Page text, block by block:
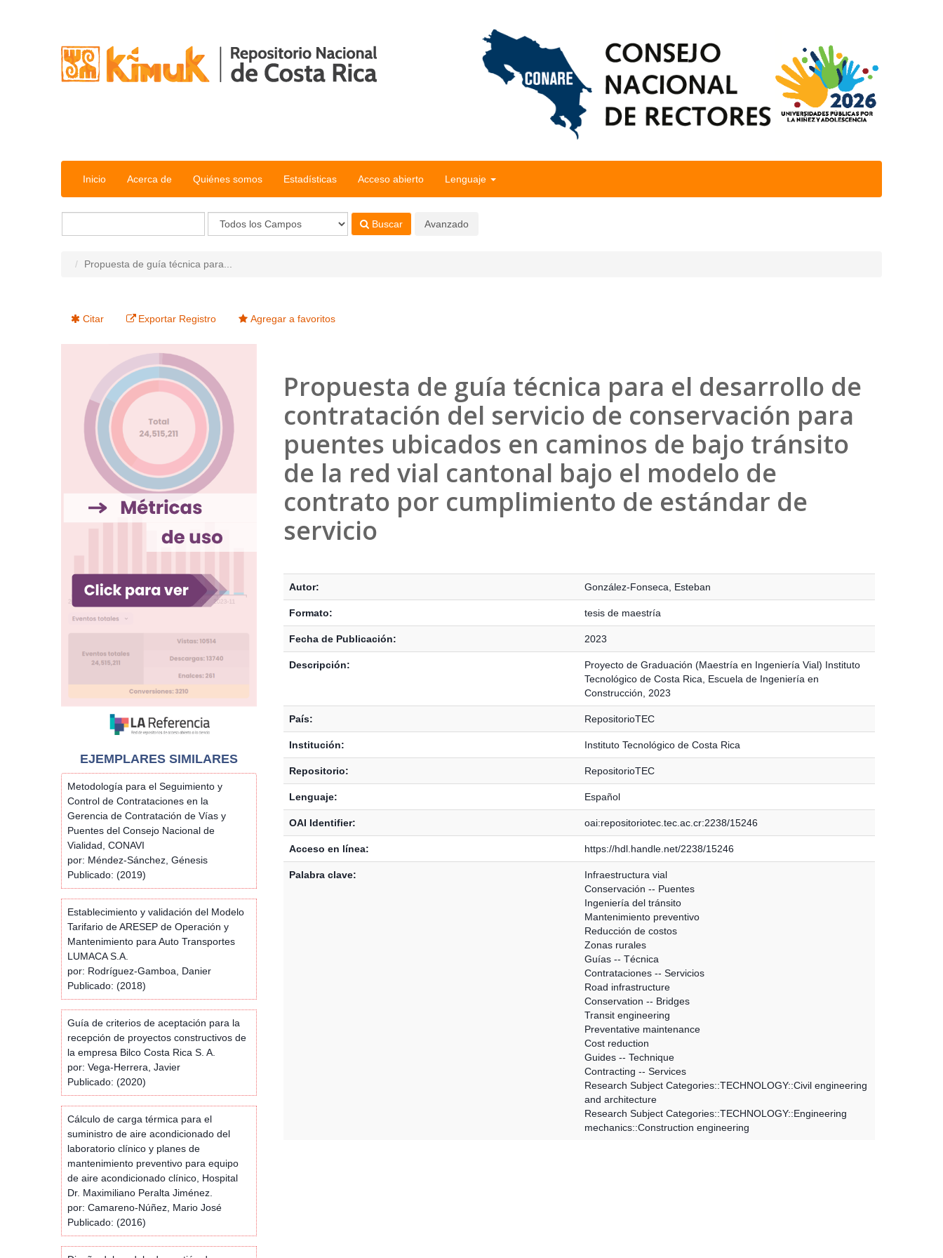
Inicio Acerca de Quiénes somos Estadísticas Acceso abierto Lenguaje
Buscar Avanzado
Propuesta de guía técnica para...
Citar Exportar Registro Agregar a favoritos
Propuesta de guía técnica para el desarrollo de
contratación del servicio de conservación para
puentes ubicados en caminos de bajo tránsito
de la red vial cantonal bajo el modelo de
contrato por cumplimiento de estándar de
servicio
Autor: González-Fonseca, Esteban
Formato: tesis de maestría
Fecha de Publicación: 2023
Descripción:
Proyecto de Graduación (Maestría en Ingeniería Vial) Instituto
Tecnológico de Costa Rica, Escuela de Ingeniería en
Construcción, 2023
País: RepositorioTEC
Institución: Instituto Tecnológico de Costa Rica
Repositorio: RepositorioTEC
Lenguaje: Español
OAI Identifier: oai:repositoriotec.tec.ac.cr:2238/15246
Acceso en línea: https://hdl.handle.net/2238/15246
Palabra clave:
Infraestructura vial
Conservación -- Puentes
Ingeniería del tránsito
Mantenimiento preventivo
Reducción de costos
Zonas rurales
Guías -- Técnica
Contrataciones -- Servicios
Road infrastructure
Conservation -- Bridges
Transit engineering
Preventative maintenance
Cost reduction
Guides -- Technique
Contracting -- Services
Research Subject Categories::TECHNOLOGY::Civil engineering
and architecture
Research Subject Categories::TECHNOLOGY::Engineering
mechanics::Construction engineering
EJEMPLARES SIMILARES
Metodología para el Seguimiento y
Control de Contrataciones en la
Gerencia de Contratación de Vías y
Puentes del Consejo Nacional de
Vialidad, CONAVI
por: Méndez-Sánchez, Génesis
Publicado: (2019)
Establecimiento y validación del Modelo
Tarifario de ARESEP de Operación y
Mantenimiento para Auto Transportes
LUMACA S.A.
por: Rodríguez-Gamboa, Danier
Publicado: (2018)
Guía de criterios de aceptación para la
recepción de proyectos constructivos de
la empresa Bilco Costa Rica S. A.
por: Vega-Herrera, Javier
Publicado: (2020)
Cálculo de carga térmica para el
suministro de aire acondicionado del
laboratorio clínico y planes de
mantenimiento preventivo para equipo
de aire acondicionado clínico, Hospital
Dr. Maximiliano Peralta Jiménez.
por: Camareno-Núñez, Mario José
Publicado: (2016)